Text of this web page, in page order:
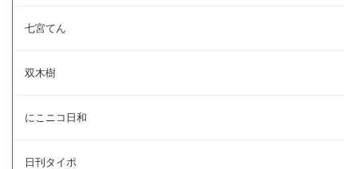
七宮てん
双木樹
にこニコ日和
日刊タイポ